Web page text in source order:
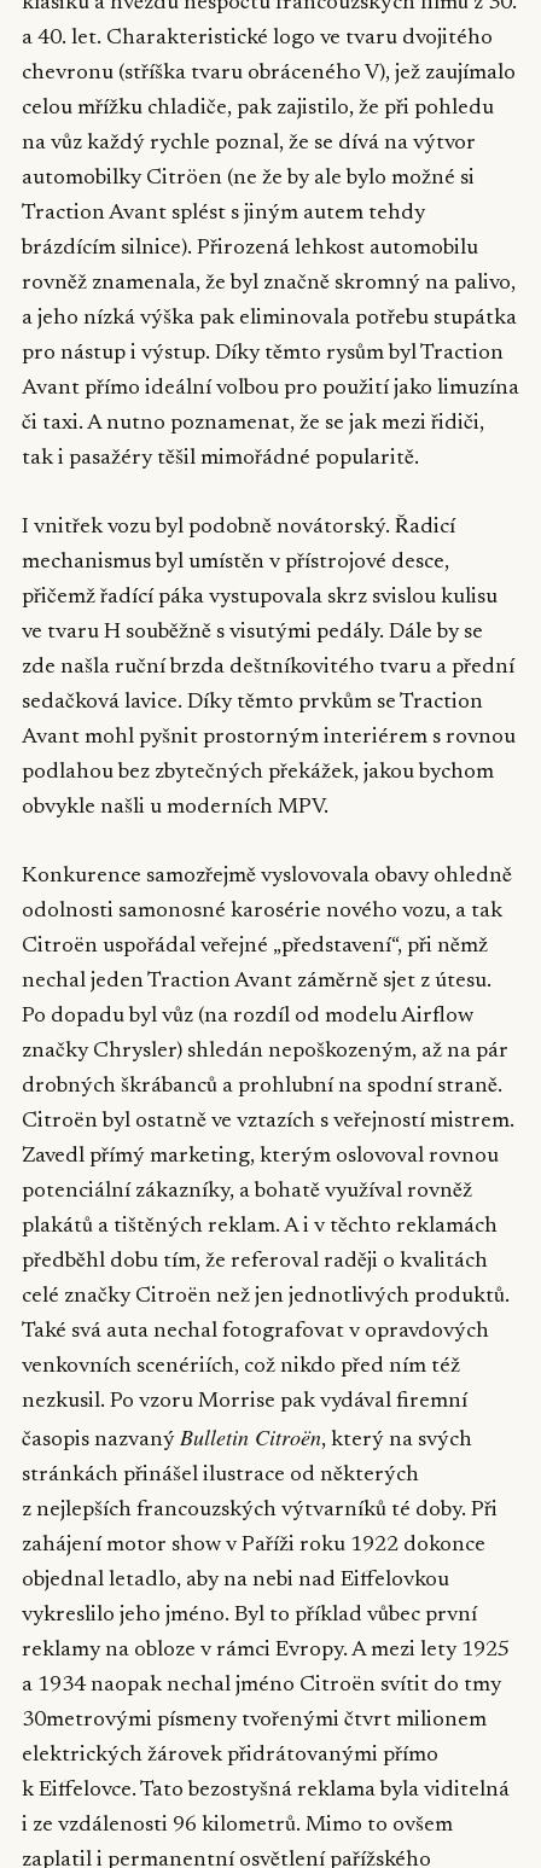
a 40. let. Charakteristické logo ve tvaru dvojitého
chevronu (stříška tvaru obráceného V), jež zaujímalo
celou mřížku chladiče, pak zajistilo, že při pohledu
na vůz každý rychle poznal, že se dívá na výtvor
automobilky Citröen (ne že by ale bylo možné si
Traction Avant splést s jiným autem tehdy
brázdícím silnice). Přirozená lehkost automobilu
rovněž znamenala, že byl značně skromný na palivo,
a jeho nízká výška pak eliminovala potřebu stupátka
pro nástup i výstup. Díky těmto rysům byl Traction
Avant přímo ideální volbou pro použití jako limuzína
či taxi. A nutno poznamenat, že se jak mezi řidiči,
tak i pasažéry těšil mimořádné popularitě.
I vnitřek vozu byl podobně novátorský. Řadicí
mechanismus byl umístěn v přístrojové desce,
přičemž řadící páka vystupovala skrz svislou kulisu
ve tvaru H souběžně s visutými pedály. Dále by se
zde našla ruční brzda deštníkovitého tvaru a přední
sedačková lavice. Díky těmto prvkům se Traction
Avant mohl pyšnit prostorným interiérem s rovnou
podlahou bez zbytečných překážek, jakou bychom
obvykle našli u moderních MPV.
Konkurence samozřejmě vyslovovala obavy ohledně
odolnosti samonosné karosérie nového vozu, a tak
Citroën uspořádal veřejné „představení“, při němž
nechal jeden Traction Avant záměrně sjet z útesu.
Po dopadu byl vůz (na rozdíl od modelu Airflow
značky Chrysler) shledán nepoškozeným, až na pár
drobných škrábanců a prohlubní na spodní straně.
Citroën byl ostatně ve vztazích s veřejností mistrem.
Zavedl přímý marketing, kterým oslovoval rovnou
potenciální zákazníky, a bohatě využíval rovněž
plakátů a tištěných reklam. A i v těchto reklamách
předběhl dobu tím, že referoval raději o kvalitách
celé značky Citroën než jen jednotlivých produktů.
Také svá auta nechal fotografovat v opravdových
venkovních scenériích, což nikdo před ním též
nezkusil. Po vzoru Morrise pak vydával firemní
časopis nazvaný Bulletin Citroën, který na svých
stránkách přinášel ilustrace od některých
z nejlepších francouzských výtvarníků té doby. Při
zahájení motor show v Paříži roku 1922 dokonce
objednal letadlo, aby na nebi nad Eiffelovkou
vykreslilo jeho jméno. Byl to příklad vůbec první
reklamy na obloze v rámci Evropy. A mezi lety 1925
a 1934 naopak nechal jméno Citroën svítit do tmy
30metrovými písmeny tvořenými čtvrt milionem
elektrických žárovek přidrátovanými přímo
k Eiffelovce. Tato bezostyšná reklama byla viditelná
i ze vzdálenosti 96 kilometrů. Mimo to ovšem
zaplatil i permanentní osvětlení pařížského